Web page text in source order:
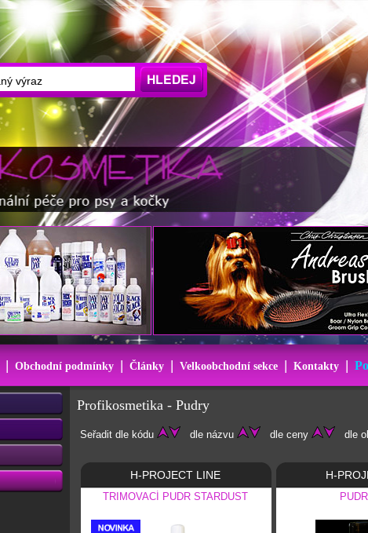
| Obchodní podmínky | Články | Velkoobchodní sekce | Kontakty |
Profikosmetika - Pudry
Seřadit dle kódu dle názvu dle ceny dle
H-PROJECT LINE
TRIMOVACÍ PUDR STARDUST
H-